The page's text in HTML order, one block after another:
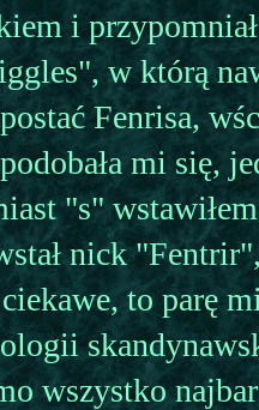
i
w którą
Fenrisa,
mi się,
"s"
nick
to parę
wszystko